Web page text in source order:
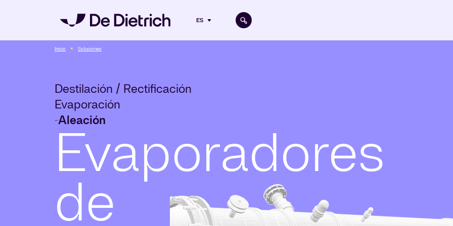
ES
Inicio Soluciones
Destilación / Rectificación
Evaporación
-Aleación
Evaporadores
de